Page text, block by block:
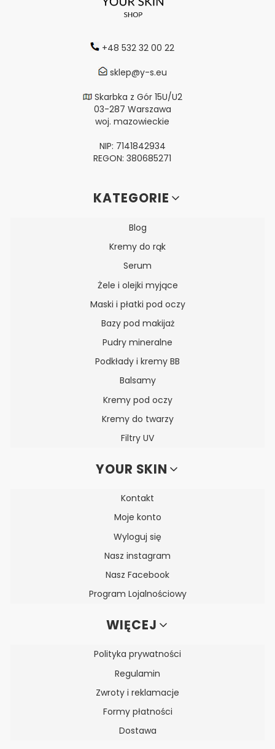
+48 532 32 00 22
sklep@y-s.eu
Skarbka z Gór 15U/U2
03-287 Warszawa
woj. mazowieckie
NIP: 7141842934
REGON: 380685271
Linki w stopceKATEGORIE
Blog
Kremy do rąk
Serum
Żele i olejki myjące
Maski i płatki pod oczy
Bazy pod makijaż
Pudry mineralne
Podkłady i kremy BB
Balsamy
Kremy pod oczy
Kremy do twarzy
Filtry UV
YOUR SKIN
Kontakt
Moje konto
Wyloguj się
Nasz instagram
Nasz Facebook
Program Lojalnościowy
WIĘCEJ
Polityka prywatności
Regulamin
Zwroty i reklamacje
Formy płatności
Dostawa